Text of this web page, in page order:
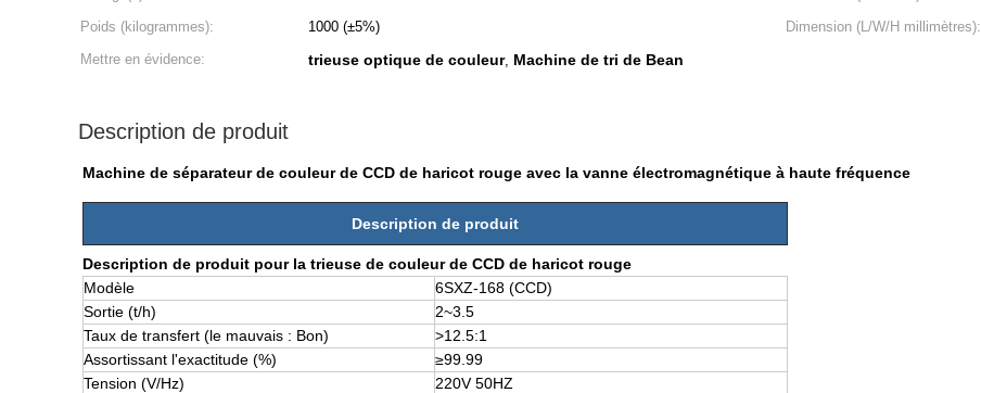
Poids (kilogrammes):
1000 (±5%) Dimension (L/W/H millimètres):
Mettre en évidence:
trieuse optique de couleur, Machine de tri de Bean
Description de produit
Machine de séparateur de couleur de CCD de haricot rouge avec la vanne électromagnétique à haute fréquence
Description de produit
Description de produit pour la trieuse de couleur de CCD de haricot rouge
Modèle
6SXZ-168 (CCD)
Sortie (t/h)
2~3.5
Taux de transfert (le mauvais : Bon)
>12.5:1
Assortissant l'exactitude (%)
≥99.99
Tension (V/Hz)
220V 50HZ